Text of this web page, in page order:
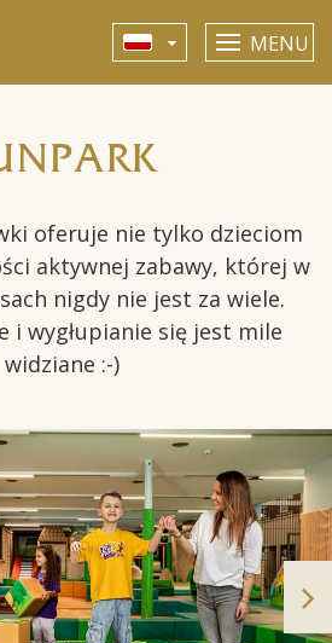
MENU
oferuje nie tylko dzieciom
aktywnej zabawy, której w
nigdy nie jest za wiele.
i wygłupianie się jest mile
widziane :-)